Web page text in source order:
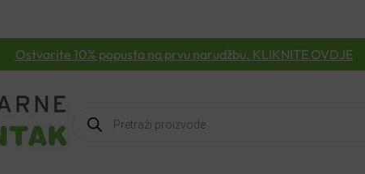
Ostvarite 10% popusta na prvu narudžbu. KLIKNITE OVDJE
Products
search